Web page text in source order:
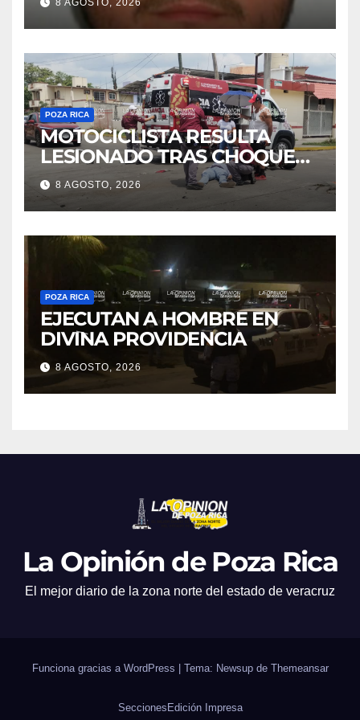
POZA RICA
MOTOCICLISTA RESULTA
LESIONADO TRAS CHOQUE
EN LA 27 DE SEPTIEMBRE
8 AGOSTO, 2026
POZA RICA
EJECUTAN A HOMBRE EN
DIVINA PROVIDENCIA
8 AGOSTO, 2026
La Opinión de Poza Rica
El mejor diario de la zona norte del estado de veracruz
Funciona gracias a WordPress Tema: Newsup de Themeansar
SeccionesEdición Impresa